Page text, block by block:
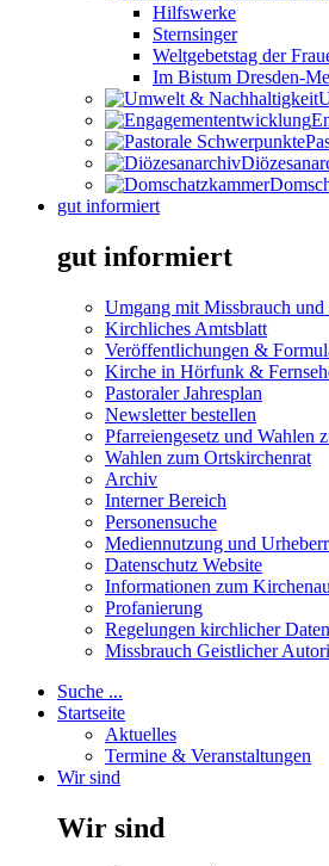
Hilfswerke
Sternsinger
Weltgebetstag der
Im Bistum Dresden-
gut informiert
gut informiert
Umgang mit Missbrauch
Kirchliches Amtsblatt
Veröffentlichungen &
Kirche in Hörfunk &
Pastoraler Jahresplan
Newsletter bestellen
Pfarreiengesetz und Wahlen
Wahlen zum Ortskirchenrat
Archiv
Interner Bereich
Personensuche
Mediennutzung und
Datenschutz Website
Informationen zum
Profanierung
Regelungen kirchlicher
Missbrauch Geistlicher
Suche ...
Startseite
Aktuelles
Termine & Veranstaltungen
Wir sind
Wir sind